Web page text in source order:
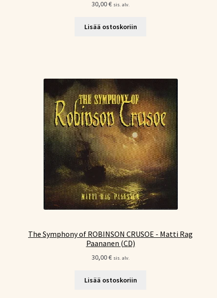
30,00€ sis. alv.
Lisää ostoskoriin
The Symphony of ROBINSON CRUSOE - Matti Rag
Paananen (CD)
30,00€ sis. alv.
Lisää ostoskoriin